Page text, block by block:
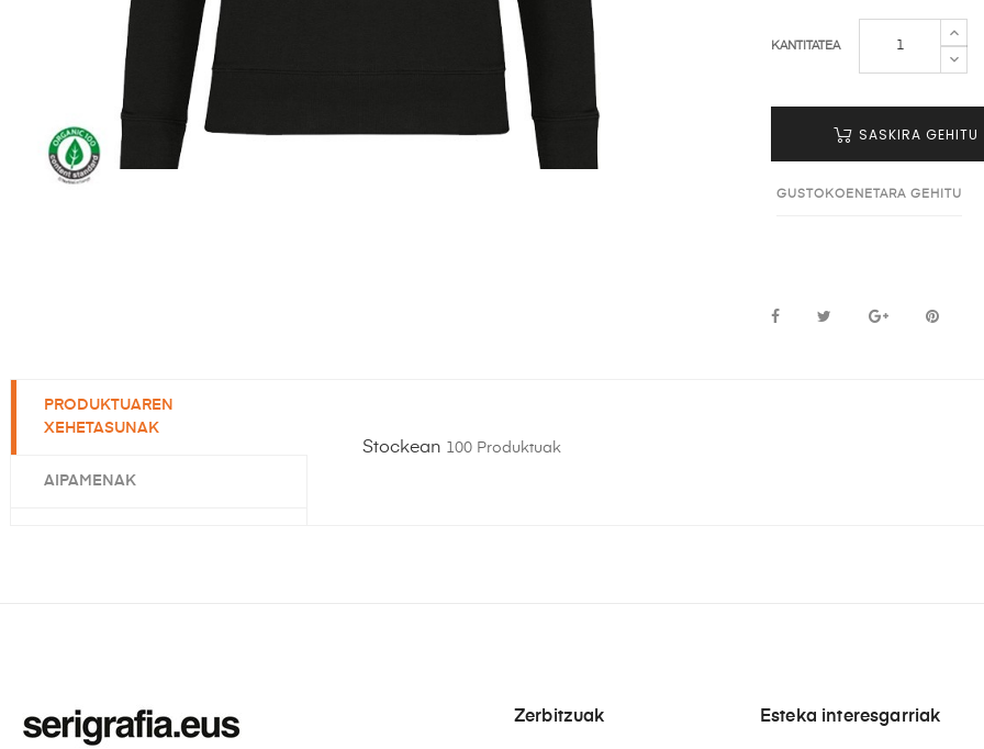
KANTITATEA
SASKIRA GEHITU
GUSTOKOENETARA GEHITU
PRODUKTUAREN
XEHETASUNAK
AIPAMENAK
Stockean 100 Produktuak
Zerbitzuak Esteka interesgarriak